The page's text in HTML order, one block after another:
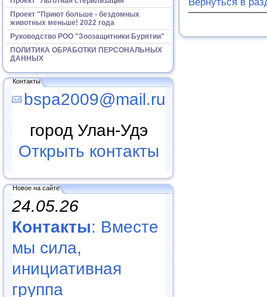
Проект "Приют больше - бездомных
животных меньше! 2022 года
Руководство РОО "Зоозащитники Бурятии"
ПОЛИТИКА ОБРАБОТКИ ПЕРСОНАЛЬНЫХ
ДАННЫХ
Контакты
bspa2009@mail.ru
город Улан-Удэ
Открыть контакты
Новое на сайте
24.05.26
Контакты: Вместе
мы сила,
инициативная
группа